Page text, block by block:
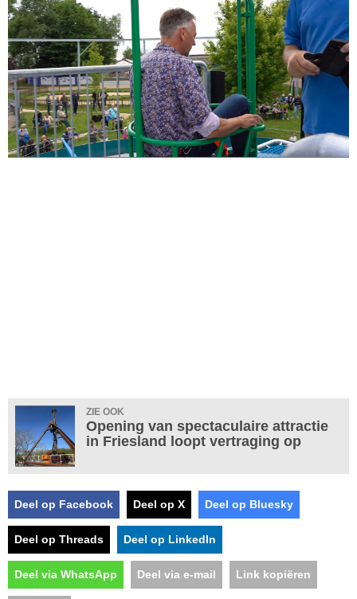
ZIE OOK
Opening van spectaculaire attractie
in Friesland loopt vertraging op
Deel op Facebook Deel op X Deel op Bluesky
Deel op Threads Deel op LinkedIn
Deel via WhatsApp Deel via e-mail Link kopiëren